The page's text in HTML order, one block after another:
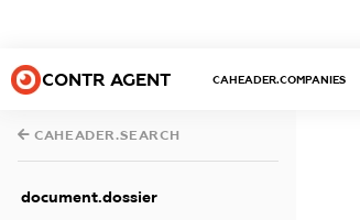
CONTR AGENT CAHEADER.COMPANIES
CAHEADER.SEARCH
document.dossier